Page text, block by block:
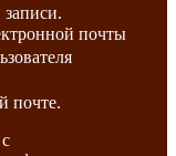
почты
почте.